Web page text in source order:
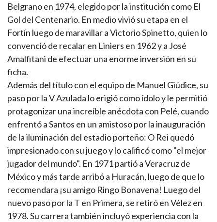
Belgrano en 1974, elegido por la institución como El
Gol del Centenario. En medio vivió su etapa en el
Fortín luego de maravillar a Victorio Spinetto, quien lo
convenció de recalar en Liniers en 1962 y a José
Amalfitani de efectuar una enorme inversión en su
ficha.
Además del título con el equipo de Manuel Giúdice, su
paso por la V Azulada lo erigió como ídolo y le permitió
protagonizar una increíble anécdota con Pelé, cuando
enfrentó a Santos en un amistoso por la inauguración
de la iluminación del estadio porteño: O Rei quedó
impresionado con su juego y lo calificó como "el mejor
jugador del mundo". En 1971 partió a Veracruz de
México y más tarde arribó a Huracán, luego de que lo
recomendara ¡su amigo Ringo Bonavena! Luego del
nuevo paso por la T en Primera, se retiró en Vélez en
1978. Su carrera también incluyó experiencia con la